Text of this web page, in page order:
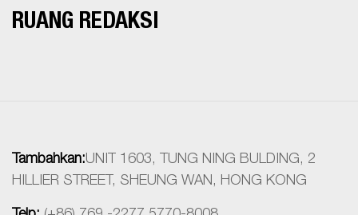
RUANG REDAKSI
Tambahkan:UNIT 1603, TUNG NING BULDING, 2
HILLIER STREET, SHEUNG WAN, HONG KONG